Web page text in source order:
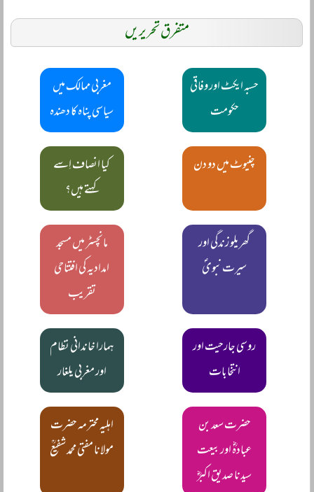
متفرق تحریریں
حسبہ ایکٹ اور وفاقی
حکومت
مغربی ممالک میں
سیاسی پناہ کا دھندہ
چنیوٹ میں دو دن
کیا انصاف اِسے
کہتے ہیں؟
گھریلو زندگی اور
سیرت نبویؐ
مانچسٹر میں مسجد
امدادیہ کی افتتاحی
تقریب
روسی جارحیت اور
انتخابات
ہمارا خاندانی نظام
اور مغربی یلغار
حضرت سعد بن
عبادہؓ اور بیعت
سیدنا صدیق اکبرؓ
اہلیہ محترمہ حضرت
مولانا مفتی محمد شفیعؒ